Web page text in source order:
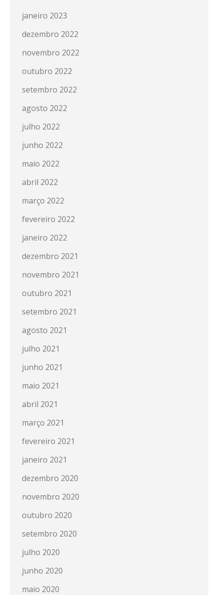
janeiro 2023
dezembro 2022
novembro 2022
outubro 2022
setembro 2022
agosto 2022
julho 2022
junho 2022
maio 2022
abril 2022
março 2022
fevereiro 2022
janeiro 2022
dezembro 2021
novembro 2021
outubro 2021
setembro 2021
agosto 2021
julho 2021
junho 2021
maio 2021
abril 2021
março 2021
fevereiro 2021
janeiro 2021
dezembro 2020
novembro 2020
outubro 2020
setembro 2020
julho 2020
junho 2020
maio 2020